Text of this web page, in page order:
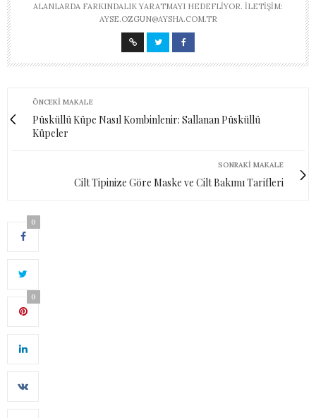
ALANLARDA FARKINDALIK YARATMAYI HEDEFLIYOR. İLETIŞIM:
AYSE.OZGUN@AYSHA.COM.TR
ÖNCEKI MAKALE
Püsküllü Küpe Nasıl Kombinlenir: Sallanan Püsküllü
Küpeler
SONRAKI MAKALE
Cilt Tipinize Göre Maske ve Cilt Bakımı Tarifleri
0
0